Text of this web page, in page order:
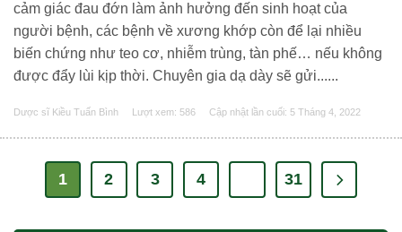
cảm giác đau đớn làm ảnh hưởng đến sinh hoạt của
người bệnh, các bệnh về xương khớp còn để lại nhiều
biến chứng như teo cơ, nhiễm trùng, tàn phế… nếu không
được đẩy lùi kịp thời. Chuyên gia dạ dày sẽ gửi......
Dược sĩ Kiều Tuấn Bình Lượt xem: 586 Cập nhật lần cuối: 5 Tháng 4, 2022
1 2 3 4 31